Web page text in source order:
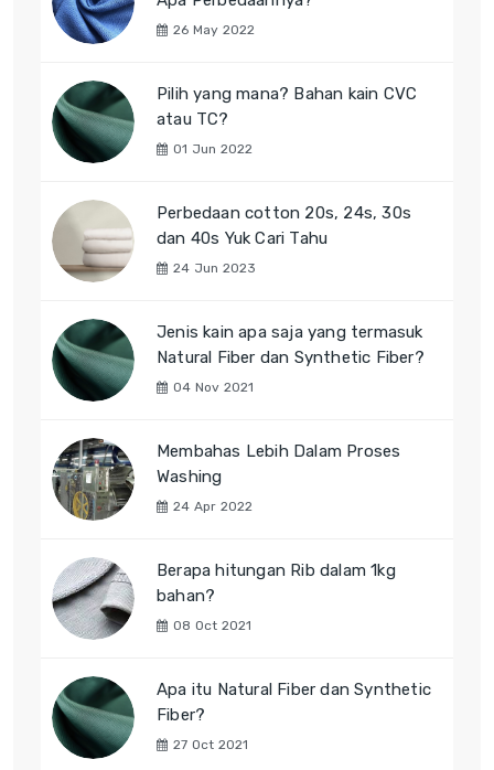
26 May 2022
Pilih yang mana? Bahan kain CVC
atau TC?
01 Jun 2022
Perbedaan cotton 20s, 24s, 30s
dan 40s Yuk Cari Tahu
24 Jun 2023
Jenis kain apa saja yang termasuk
Natural Fiber dan Synthetic Fiber?
04 Nov 2021
Membahas Lebih Dalam Proses
Washing
24 Apr 2022
Berapa hitungan Rib dalam 1kg
bahan?
08 Oct 2021
Apa itu Natural Fiber dan Synthetic
Fiber?
27 Oct 2021